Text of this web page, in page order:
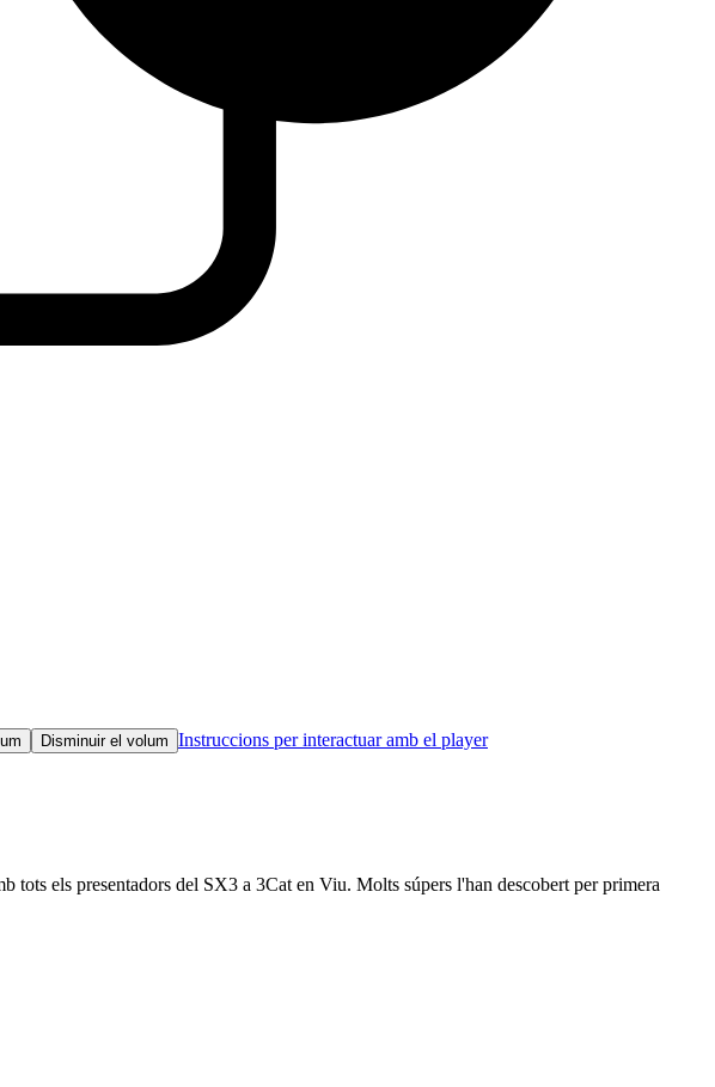
Disminuir el volum Instruccions per interactuar amb el player
els presentadors del SX3 a 3Cat en Viu. Molts súpers l'han descobert per primera